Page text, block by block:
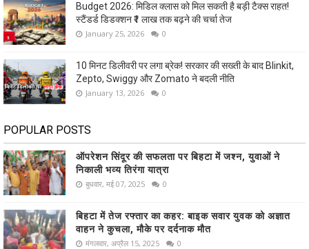
Budget 2026: मिडिल क्लास को मिल सकती है बड़ी टैक्स राहत!
स्टैंडर्ड डिडक्शन ₹1 लाख तक बढ़ने की चर्चा तेज
January 25, 2026 0
10 मिनट डिलीवरी पर लगा ब्रेक! सरकार की सख्ती के बाद Blinkit,
Zepto, Swiggy और Zomato ने बदली नीति
January 13, 2026 0
POPULAR POSTS
ऑपरेशन सिंदूर की सफलता पर बिहटा में जश्न, युवाओं ने
निकाली भव्य तिरंगा यात्रा
बुधवार, मई 07, 2025 0
बिहटा में तेज रफ्तार का कहर: बाइक सवार युवक को अज्ञात
वाहन ने कुचला, मौके पर दर्दनाक मौत
मंगलवार, अप्रैल 15, 2025 0